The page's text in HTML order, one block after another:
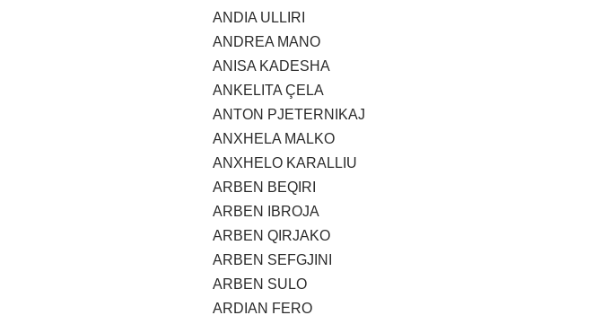
ANDIA ULLIRI
ANDREA MANO
ANISA KADESHA
ANKELITA ÇELA
ANTON PJETERNIKAJ
ANXHELA MALKO
ANXHELO KARALLIU
ARBEN BEQIRI
ARBEN IBROJA
ARBEN QIRJAKO
ARBEN SEFGJINI
ARBEN SULO
ARDIAN FERO